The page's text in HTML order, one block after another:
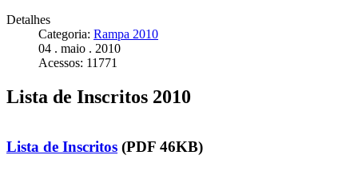
Detalhes
Categoria: Rampa 2010
04 . maio . 2010
Acessos: 11771
Lista de Inscritos 2010
Lista de Inscritos (PDF 46KB)